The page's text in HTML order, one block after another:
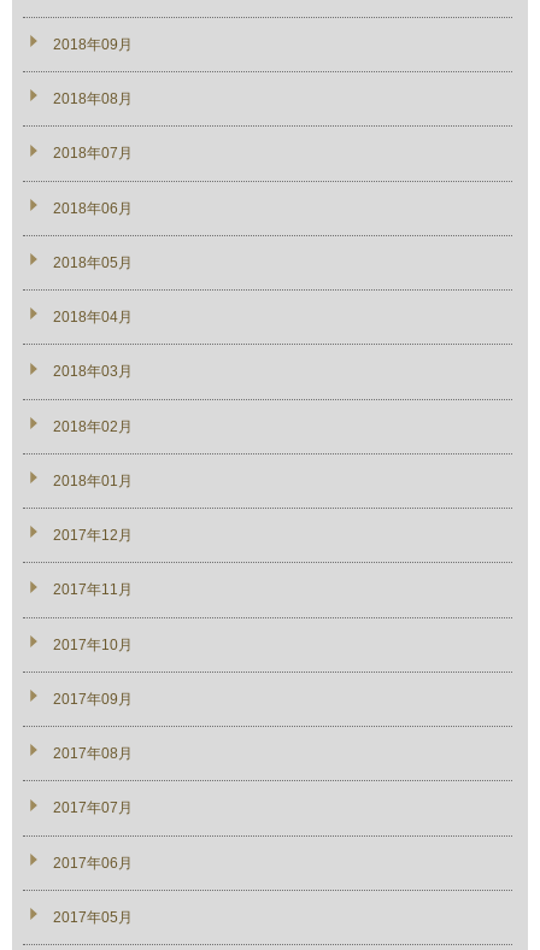
2018年09月
2018年08月
2018年07月
2018年06月
2018年05月
2018年04月
2018年03月
2018年02月
2018年01月
2017年12月
2017年11月
2017年10月
2017年09月
2017年08月
2017年07月
2017年06月
2017年05月